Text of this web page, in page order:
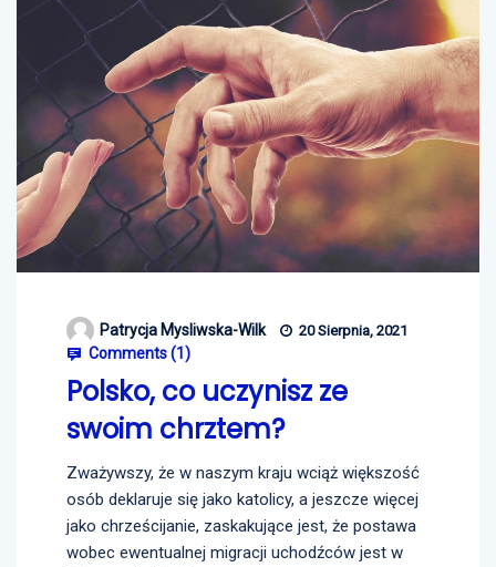
Patrycja Mysliwska-Wilk 20 Sierpnia, 2021
Comments (1 )
Polsko, co uczynisz ze
swoim chrztem?
Zważywszy, że w naszym kraju wciąż większość
osób deklaruje się jako katolicy, a jeszcze więcej
jako chrześcijanie, zaskakujące jest, że postawa
wobec ewentualnej migracji uchodźców jest w